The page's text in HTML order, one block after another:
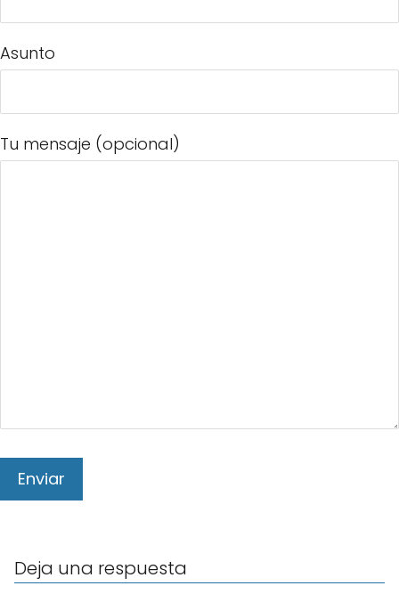
Asunto
Tu mensaje (opcional)
Deja una respuesta